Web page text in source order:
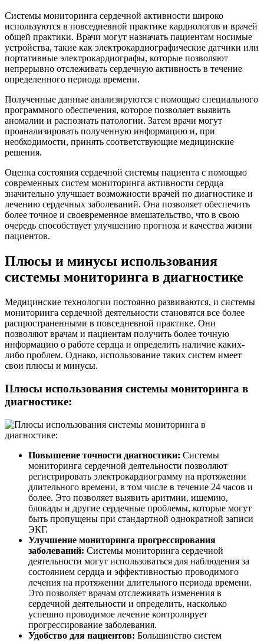
Системы мониторинга сердечной активности широко
используются в повседневной практике кардиологов и врачей
общей практики. Врачи могут назначать пациентам носимые
устройства, такие как электрокардиографические датчики или
портативные электрокардиографы, которые позволяют
непрерывно отслеживать сердечную активность в течение
определенного периода времени.
Полученные данные анализируются с помощью специального
программного обеспечения, которое позволяет выявить
аномалии и распознать патологии. Затем врачи могут
проанализировать полученную информацию и, при
необходимости, принять соответствующие медицинские
решения.
Оценка состояния сердечной системы пациента с помощью
современных систем мониторинга активности сердца
значительно улучшает возможности врачей по диагностике и
лечению сердечных заболеваний. Она позволяет обеспечить
более точное и своевременное вмешательство, что в свою
очередь способствует улучшению прогноза и качества жизни
пациентов.
Плюсы и минусы использования
системы мониторинга в диагностике
Медицинские технологии постоянно развиваются, и системы
мониторинга сердечной деятельности становятся все более
распространенными в повседневной практике. Они
позволяют врачам и пациентам получить более точную
информацию о работе сердца и определить наличие каких-
либо проблем. Однако, использование таких систем имеет
свои плюсы и минусы.
Плюсы использования системы мониторинга в
диагностике:
Повышение точности диагностики: Системы
мониторинга сердечной деятельности позволяют
регистрировать электрокардиограмму на протяжении
длительного времени, в том числе в течение 24 часов и
более. Это позволяет выявить аритмии, ишемию,
блокады и другие сердечные проблемы, которые могут
быть пропущены при стандартной однократной записи
ЭКГ.
Улучшение мониторинга прогрессирования
заболеваний: Системы мониторинга сердечной
деятельности могут использоваться для наблюдения за
состоянием сердца и эффективностью проводимого
лечения на протяжении длительного периода времени.
Это позволяет врачам отслеживать изменения в
сердечной деятельности и определить, насколько
успешно проводимое лечение контролирует
прогрессирование заболевания.
Удобство для пациентов: Большинство систем